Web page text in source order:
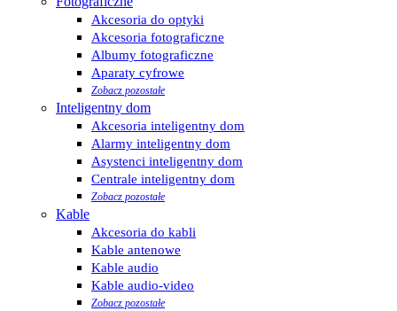
Akcesoria do optyki
Akcesoria fotograficzne
Albumy fotograficzne
Aparaty cyfrowe
Zobacz pozostałe
Inteligentny dom
Akcesoria inteligentny dom
Alarmy inteligentny dom
Asystenci inteligentny dom
Centrale inteligentny dom
Zobacz pozostałe
Kable
Akcesoria do kabli
Kable antenowe
Kable audio
Kable audio-video
Zobacz pozostałe